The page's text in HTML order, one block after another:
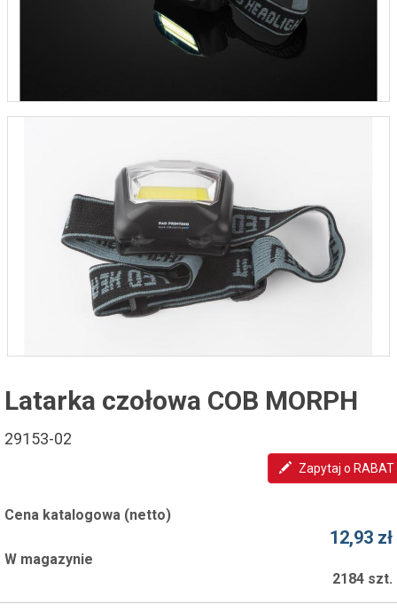
Latarka czołowa COB MORPH
29153-02
Zapytaj o RABAT
Cena katalogowa (netto)
12,93 zł
W magazynie
2184 szt.